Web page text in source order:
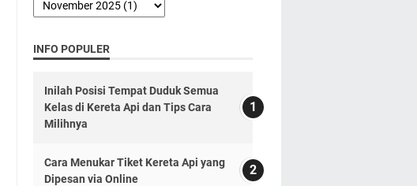
INFO POPULER
Inilah Posisi Tempat Duduk Semua
Kelas di Kereta Api dan Tips Cara
Milihnya
Cara Menukar Tiket Kereta Api yang
Dipesan via Online